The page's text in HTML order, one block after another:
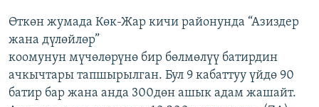
Өткөн жумада Көк-Жар кичи районунда “Азиздер
жана дүлөйлөр”
коомунун мүчөлөрүнө бир бөлмөлүү батирдин
ачкычтары тапшырылган. Бул 9 кабаттуу үйдө 90
батир бар жана анда 300дөн ашык адам жашайт.